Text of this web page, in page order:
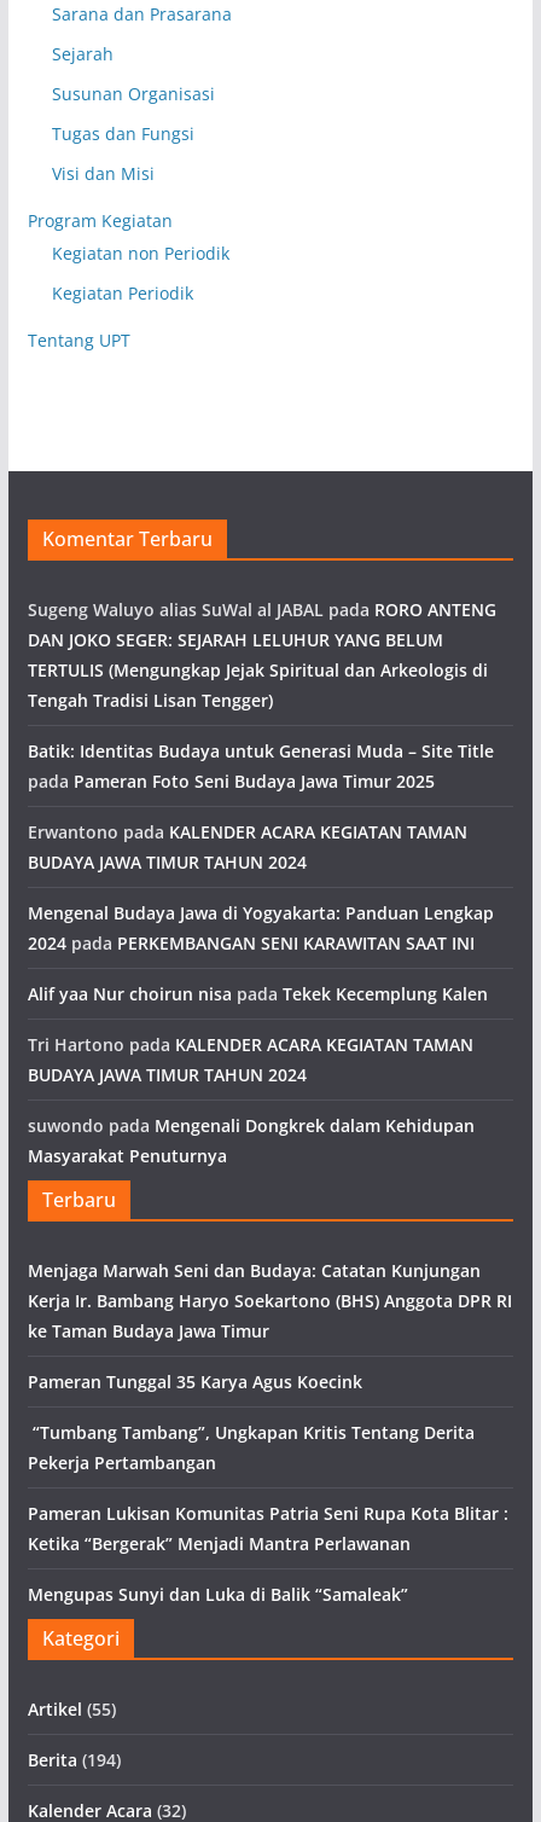
Sarana dan Prasarana
Sejarah
Susunan Organisasi
Tugas dan Fungsi
Visi dan Misi
Program Kegiatan
Kegiatan non Periodik
Kegiatan Periodik
Tentang UPT
Komentar Terbaru
Sugeng Waluyo alias SuWal al JABAL pada RORO ANTENG
DAN JOKO SEGER: SEJARAH LELUHUR YANG BELUM
TERTULIS (Mengungkap Jejak Spiritual dan Arkeologis di
Tengah Tradisi Lisan Tengger)
Batik: Identitas Budaya untuk Generasi Muda – Site Title
pada Pameran Foto Seni Budaya Jawa Timur 2025
Erwantono pada KALENDER ACARA KEGIATAN TAMAN
BUDAYA JAWA TIMUR TAHUN 2024
Mengenal Budaya Jawa di Yogyakarta: Panduan Lengkap
2024pada PERKEMBANGAN SENI KARAWITAN SAAT INI
Alif yaa Nur choirun nisa pada Tekek Kecemplung Kalen
Tri Hartono pada KALENDER ACARA KEGIATAN TAMAN
BUDAYA JAWA TIMUR TAHUN 2024
suwondo pada Mengenali Dongkrek dalam Kehidupan
Masyarakat Penuturnya
Terbaru
Menjaga Marwah Seni dan Budaya: Catatan Kunjungan
Kerja Ir. Bambang Haryo Soekartono (BHS) Anggota DPR RI
ke Taman Budaya Jawa Timur
Pameran Tunggal 35 Karya Agus Koecink
“Tumbang Tambang”, Ungkapan Kritis Tentang Derita
Pekerja Pertambangan
Pameran Lukisan Komunitas Patria Seni Rupa Kota Blitar :
Ketika “Bergerak” Menjadi Mantra Perlawanan
Mengupas Sunyi dan Luka di Balik “Samaleak”
Kategori
Artikel (55)
Berita (194)
Kalender Acara (32)